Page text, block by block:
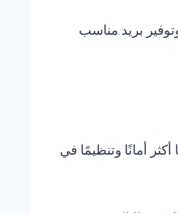
بريد مناسب
أمانًا وتنظيمًا في